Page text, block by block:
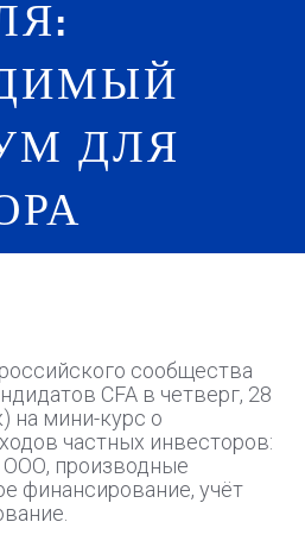
ДЛЯ
сообщества
CFA в четверг, 28
на мини-курс о
частных инвесторов:
ООО, производные
финансирование, учёт